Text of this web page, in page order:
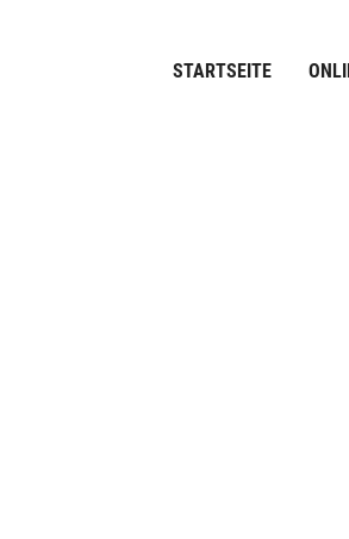
STARTSEITE